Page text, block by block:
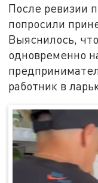
После ревизии
попросили
Выяснилось,
одновременно
работник в